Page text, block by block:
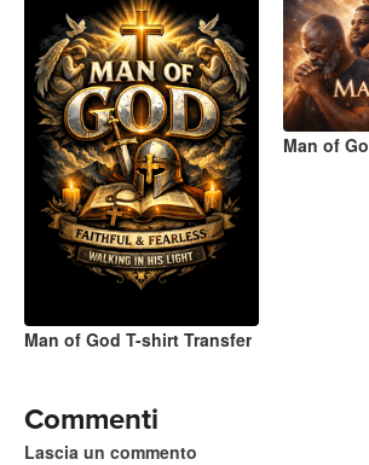
Man of God T-shirt Transfer
Man of
Commenti
Lascia un commento